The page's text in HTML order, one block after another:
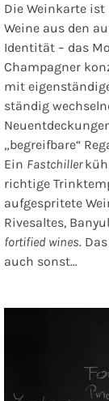
Die Weinkarte
Weine aus den
Identität – das
Champagner
mit
ständig
„begreifbare“
Ein Fastchiller
richtige
aufgespritete
Rivesaltes,
fortified wines.
auch sonst…